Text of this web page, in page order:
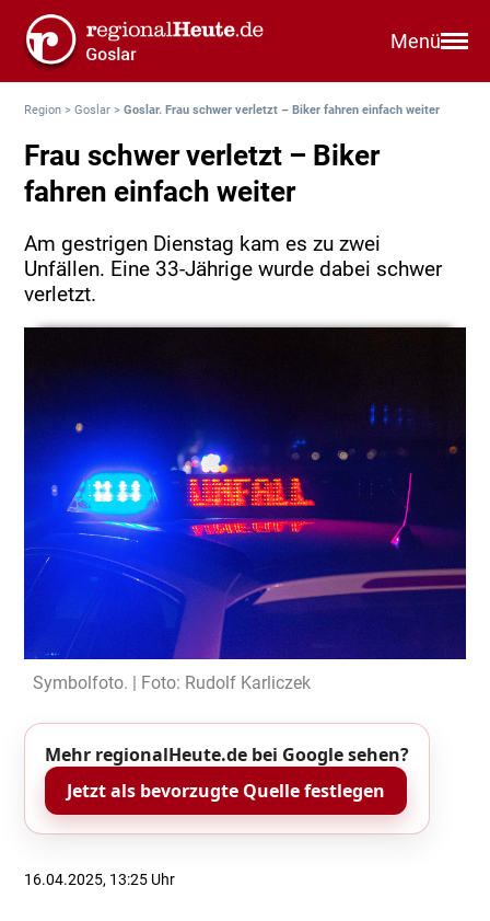
Menü
Region >Goslar >Goslar. Frau schwer verletzt – Biker fahren einfach weiter
Frau schwer verletzt – Biker
fahren einfach weiter
Am gestrigen Dienstag kam es zu zwei
Unfällen. Eine 33-Jährige wurde dabei schwer
verletzt.
Symbolfoto. | Foto: Rudolf Karliczek
Mehr regionalHeute.de bei Google sehen?
Jetzt als bevorzugte Quelle festlegen
16.04.2025, 13:25 Uhr